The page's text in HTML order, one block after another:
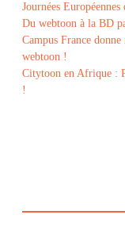
Journées
Du webtoon à la BD
Campus France
webtoon !
Citytoon en Afrique :
!